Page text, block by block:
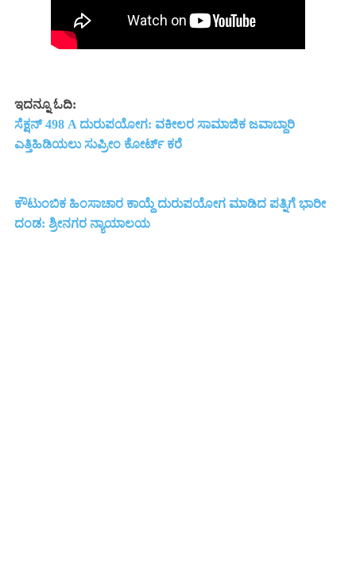
ಇದನ್ನೂ ಓದಿ:
ಸೆಕ್ಷನ್ 498 A ದುರುಪಯೋಗ: ವಕೀಲರ ಸಾಮಾಜಿಕ ಜವಾಬ್ದಾರಿ
ಎತ್ತಿಹಿಡಿಯಲು ಸುಪ್ರೀಂ ಕೋರ್ಟ್ ಕರೆ
ಕೌಟುಂಬಿಕ ಹಿಂಸಾಚಾರ ಕಾಯ್ದೆ ದುರುಪಯೋಗ ಮಾಡಿದ ಪತ್ನಿಗೆ ಭಾರೀ
ದಂಡ: ಶ್ರೀನಗರ ನ್ಯಾಯಾಲಯ